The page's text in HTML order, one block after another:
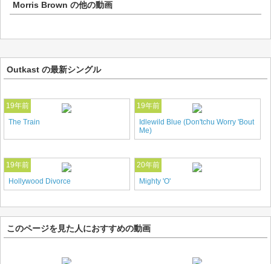
Morris Brown の他の動画
Outkast の最新シングル
19年前
The Train
19年前
Idlewild Blue (Don'tchu Worry 'Bout
Me)
19年前
Hollywood Divorce
20年前
Mighty 'O'
このページを見た人におすすめの動画